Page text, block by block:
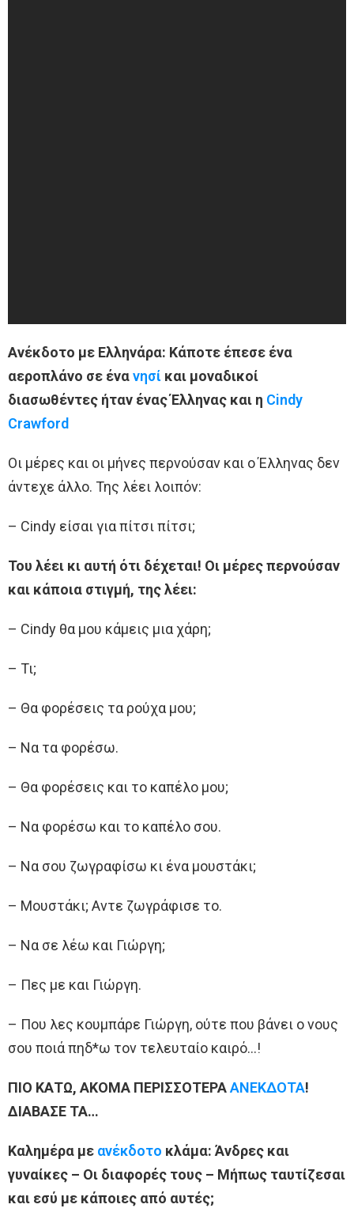
Ανέκδοτο με Ελληνάρα: Κάποτε έπεσε ένα
αεροπλάνο σε ένανησί και μοναδικοί
διασωθέντες ήταν ένας Έλληνας και η Cindy
Crawford
Οι μέρες και οι μήνες περνούσαν και ο Έλληνας δεν
άντεχε άλλο. Της λέει λοιπόν:
– Cindy είσαι για πίτσι πίτσι;
Του λέει κι αυτή ότι δέχεται! Οι μέρες περνούσαν
και κάποια στιγμή, της λέει:
– Cindy θα μου κάμεις μια χάρη;
– Τι;
– Θα φορέσεις τα ρούχα μου;
– Να τα φορέσω.
– Θα φορέσεις και το καπέλο μου;
– Να φορέσω και το καπέλο σου.
– Να σου ζωγραφίσω κι ένα μουστάκι;
– Μουστάκι; Aντε ζωγράφισε το.
– Να σε λέω και Γιώργη;
– Πες με και Γιώργη.
– Που λες κουμπάρε Γιώργη, ούτε που βάνει ο νους
σου ποιά πηδ*ω τον τελευταίο καιρό…!
ΠΙΟ ΚΑΤΩ, ΑΚΟΜΑ ΠΕΡΙΣΣΟΤΕΡΑΑΝΕΚΔΟΤΑ!
ΔΙΑΒΑΣΕ ΤΑ…
Καλημέρα με ανέκδοτο κλάμα: Άνδρες και
γυναίκες – Οι διαφορές τους – Μήπως ταυτίζεσαι
και εσύ με κάποιες από αυτές;